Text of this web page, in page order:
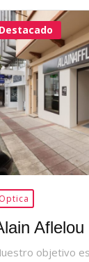
Destacado
Optica
Aflelou
objetivo